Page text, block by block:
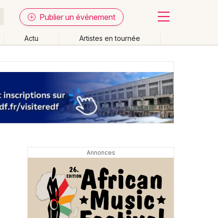
Publier un événement
Actu Artistes en tournée
Effacer les dates
end Autre